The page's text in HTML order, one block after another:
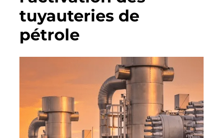
tuyauteries de
pétrole